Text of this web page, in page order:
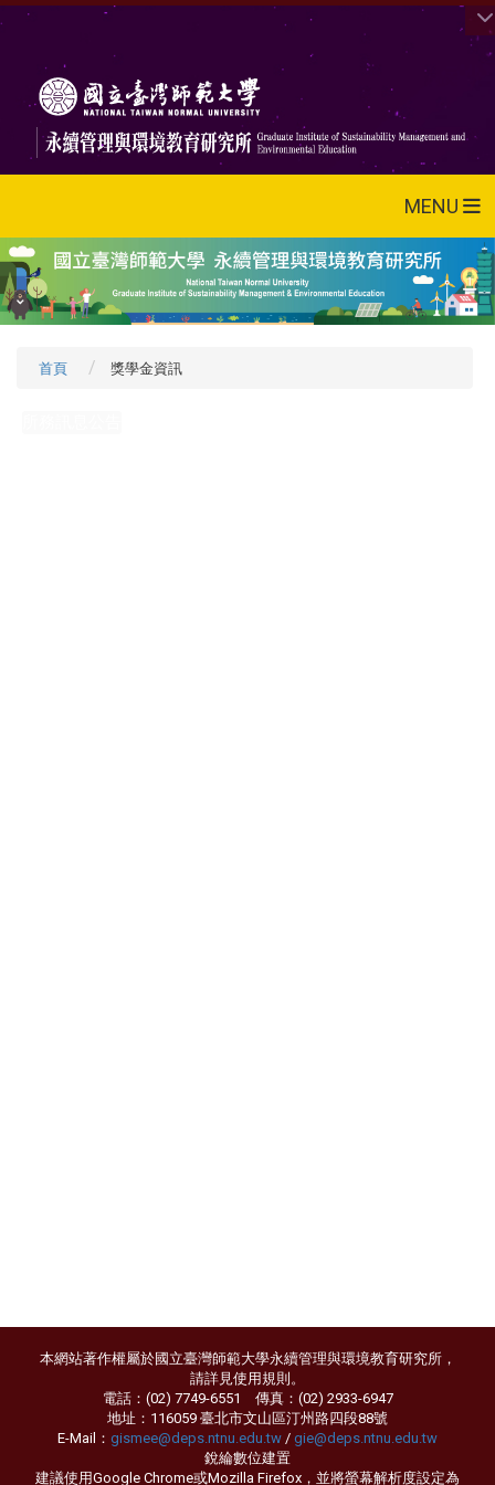
MENU
首頁 獎學金資訊
本網站著作權屬於國立臺灣師範大學永續管理與環境教育研究所，
請詳見使用規則 。
電話：(02) 7749-6551 傳真：(02) 2933-6947
地址：116059 臺北市文山區汀州路四段88號
E-Mail： gismee@deps.ntnu.edu.tw / gie@deps.ntnu.edu.tw
銳綸數位建置
建議使用Google Chrome或Mozilla Firefox，並將螢幕解析度設定為